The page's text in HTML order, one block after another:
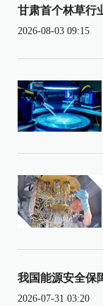
甘肃首个林草行
2026-08-03 09:15
我国能源安全保
2026-07-31 03:20